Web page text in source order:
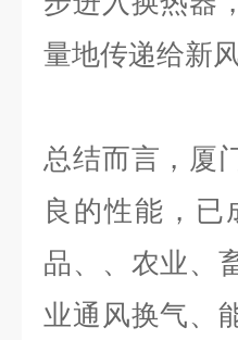
量地传递给新
总结而言，厦
良的性能，
品、、农业、
业通风换气、